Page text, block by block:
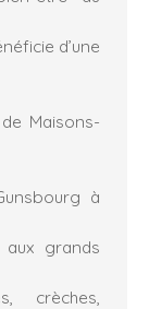
d’une
Maisons-
à
grands
crèches,